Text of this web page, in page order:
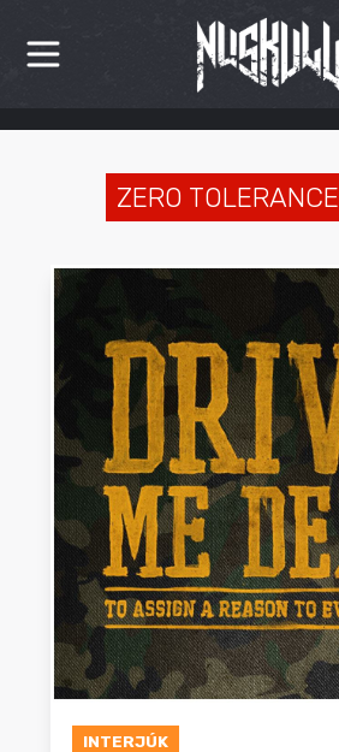
HÍREK
KRITIKÁK
INTERJÚK
PREMIEREK
KULT
MÁSVILÁG
BLOG
ZERO TOLERANCE
INTERJÚK